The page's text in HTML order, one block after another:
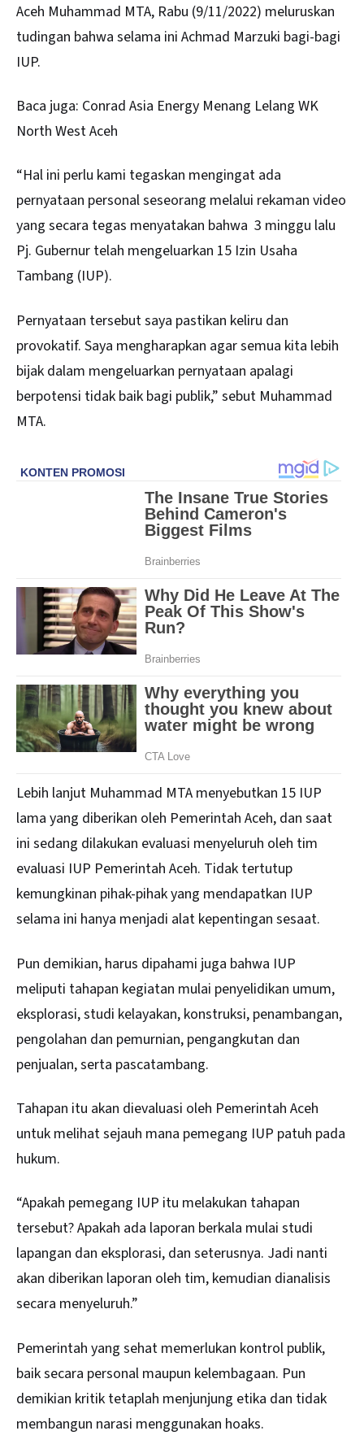
Aceh Muhammad MTA, Rabu (9/11/2022) meluruskan
tudingan bahwa selama ini Achmad Marzuki bagi-bagi
IUP.
Baca juga: Conrad Asia Energy Menang Lelang WK
North West Aceh
“Hal ini perlu kami tegaskan mengingat ada
pernyataan personal seseorang melalui rekaman video
yang secara tegas menyatakan bahwa 3 minggu lalu
Pj. Gubernur telah mengeluarkan 15 Izin Usaha
Tambang (IUP).
Pernyataan tersebut saya pastikan keliru dan
provokatif. Saya mengharapkan agar semua kita lebih
bijak dalam mengeluarkan pernyataan apalagi
berpotensi tidak baik bagi publik,” sebut Muhammad
MTA.
Lebih lanjut Muhammad MTA menyebutkan 15 IUP
lama yang diberikan oleh Pemerintah Aceh, dan saat
ini sedang dilakukan evaluasi menyeluruh oleh tim
evaluasi IUP Pemerintah Aceh. Tidak tertutup
kemungkinan pihak-pihak yang mendapatkan IUP
selama ini hanya menjadi alat kepentingan sesaat.
Pun demikian, harus dipahami juga bahwa IUP
meliputi tahapan kegiatan mulai penyelidikan umum,
eksplorasi, studi kelayakan, konstruksi, penambangan,
pengolahan dan pemurnian, pengangkutan dan
penjualan, serta pascatambang.
Tahapan itu akan dievaluasi oleh Pemerintah Aceh
untuk melihat sejauh mana pemegang IUP patuh pada
hukum.
“Apakah pemegang IUP itu melakukan tahapan
tersebut? Apakah ada laporan berkala mulai studi
lapangan dan eksplorasi, dan seterusnya. Jadi nanti
akan diberikan laporan oleh tim, kemudian dianalisis
secara menyeluruh.”
Pemerintah yang sehat memerlukan kontrol publik,
baik secara personal maupun kelembagaan. Pun
demikian kritik tetaplah menjunjung etika dan tidak
membangun narasi menggunakan hoaks.